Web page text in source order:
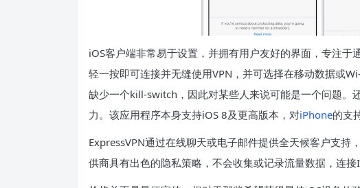
iOS客户端非常易于设置，并拥有用户友好的界面，专注
轻一按即可连接并无缝使用VPN，并可选择在移动数据或
缺少一个kill-switch，因此对某些人来说可能是一个问题。
力。该应用程序本身支持iOS 8及更高版本，对iPhone的支
ExpressVPN通过在线聊天或电子邮件提供全天候客户支持
供商具有出色的隐私策略，不会收集或记录流量数据，连接